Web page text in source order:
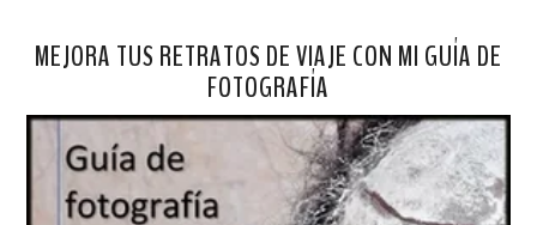
MEJORA TUS RETRATOS DE VIAJE CON MI GUÍA DE
FOTOGRAFÍA